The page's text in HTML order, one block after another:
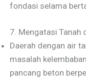
fondasi selama
7. Mengatasi Tanah
Daerah dengan air
masalah
pancang beton